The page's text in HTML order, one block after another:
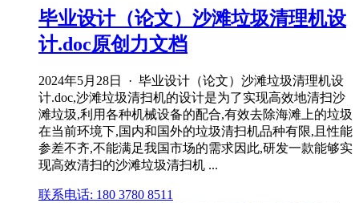
毕业设计（论文）沙滩垃圾清理机设
计.doc原创力文档
2024年5月28日 · 毕业设计（论文）沙滩垃圾清理机设
计.doc,沙滩垃圾清扫机的设计是为了实现高效地清扫沙
滩垃圾,利用各种机械设备的配合,有效去除海滩上的垃圾
在当前环境下,国内和国外的垃圾清扫机品种有限,且性能
参差不齐,不能满足我国市场的需求因此,研发一款能够实
现高效清扫的沙滩垃圾清扫机 ...
联系电话: 180 3780 8511